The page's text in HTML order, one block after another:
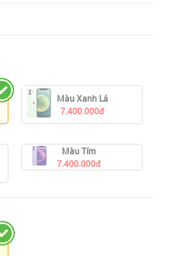
Màu Xanh Lá
7.400.000đ
Màu Tím
7.400.000đ